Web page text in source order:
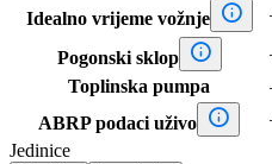
Idealno vrijeme vožnje 
Pogonski sklop 
Toplinska pumpa
ABRP podaci uživo 
Jedinice